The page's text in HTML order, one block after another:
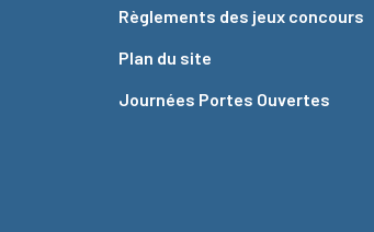
Règlements des jeux concours
Plan du site
Journées Portes Ouvertes